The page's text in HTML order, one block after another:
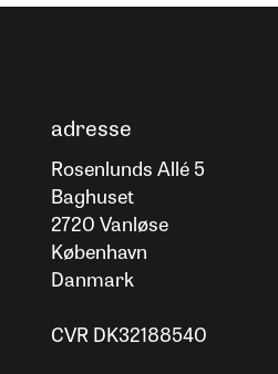
adresse
Rosenlunds Allé 5
Baghuset
2720 Vanløse
København
Danmark
CVR DK32188540